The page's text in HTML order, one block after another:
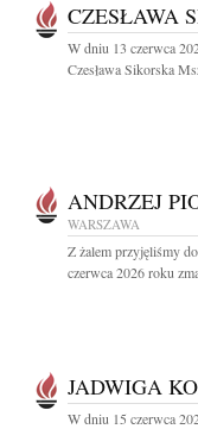
CZESŁAWA
W dniu 13 czerwca
Czesława Sikorska
ANDRZEJ
WARSZAWA
Z żalem przyjęliśmy
czerwca 2026 roku
JADWIGA
W dniu 15 czerwca